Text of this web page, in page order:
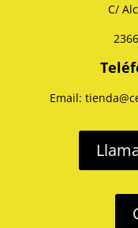
C/
Email: